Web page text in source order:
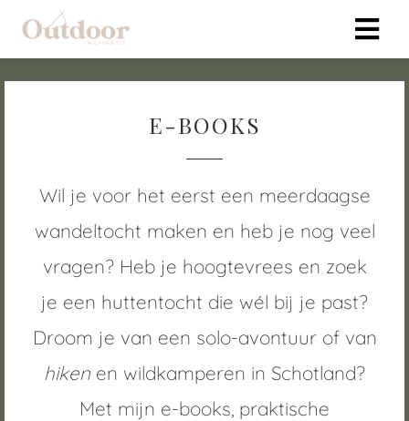
E-BOOKS
Wil je voor het eerst een meerdaagse
wandeltocht maken en heb je nog veel
vragen? Heb je hoogtevrees en zoek
je een huttentocht die wél bij je past?
Droom je van een solo-avontuur of van
hiken en wildkamperen in Schotland?
Met mijn e-books, praktische